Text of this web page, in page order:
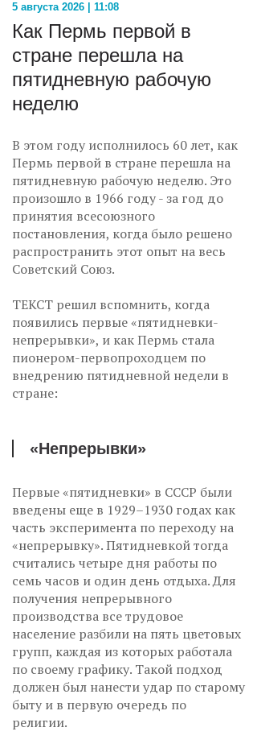
5 августа 2026 | 11:08
Как Пермь первой в
стране перешла на
пятидневную рабочую
неделю
В этом году исполнилось 60 лет, как
Пермь первой в стране перешла на
пятидневную рабочую неделю. Это
произошло в 1966 году - за год до
принятия всесоюзного
постановления, когда было решено
распространить этот опыт на весь
Советский Союз.
ТЕКСТ решил вспомнить, когда
появились первые «пятидневки-
непрерывки», и как Пермь стала
пионером-первопроходцем по
внедрению пятидневной недели в
стране:
«Непрерывки»
Первые «пятидневки» в СССР были
введены еще в 1929–1930 годах как
часть эксперимента по переходу на
«непрерывку». Пятидневкой тогда
считались четыре дня работы по
семь часов и один день отдыха. Для
получения непрерывного
производства все трудовое
население разбили на пять цветовых
групп, каждая из которых работала
по своему графику. Такой подход
должен был нанести удар по старому
быту и в первую очередь по
религии.